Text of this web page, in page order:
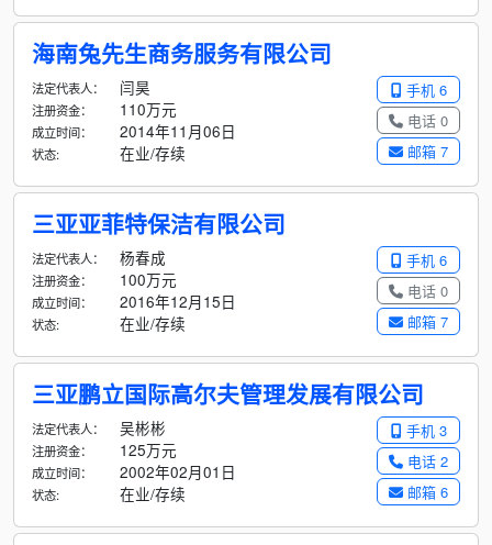
海南兔先生商务服务有限公司
手机 6
电话 0
邮箱 7
法定代表人： 闫昊
注册资金： 110万元
成立时间： 2014年11月06日
状态: 在业/存续
三亚亚菲特保洁有限公司
手机 6
电话 0
邮箱 7
法定代表人： 杨春成
注册资金： 100万元
成立时间： 2016年12月15日
状态: 在业/存续
三亚鹏立国际高尔夫管理发展有限公司
手机 3
电话 2
邮箱 6
法定代表人： 吴彬彬
注册资金： 125万元
成立时间： 2002年02月01日
状态: 在业/存续